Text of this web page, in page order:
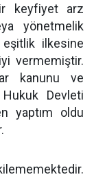
keyfiyet arz
yönetmelik
eşitlik ilkesine
vermemiştir.
kanunu ve
Devleti
yaptım oldu